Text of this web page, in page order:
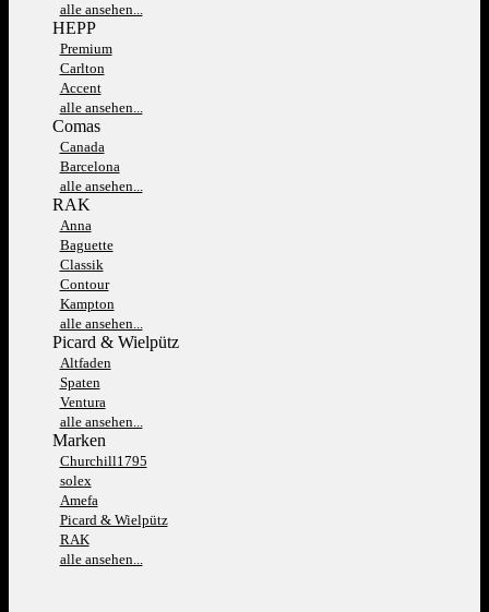
alle ansehen...
HEPP
Premium
Carlton
Accent
alle ansehen...
Comas
Canada
Barcelona
alle ansehen...
RAK
Anna
Baguette
Classik
Contour
Kampton
alle ansehen...
Picard & Wielpütz
Altfaden
Spaten
Ventura
alle ansehen...
Marken
Churchill1795
solex
Amefa
Picard & Wielpütz
RAK
alle ansehen...